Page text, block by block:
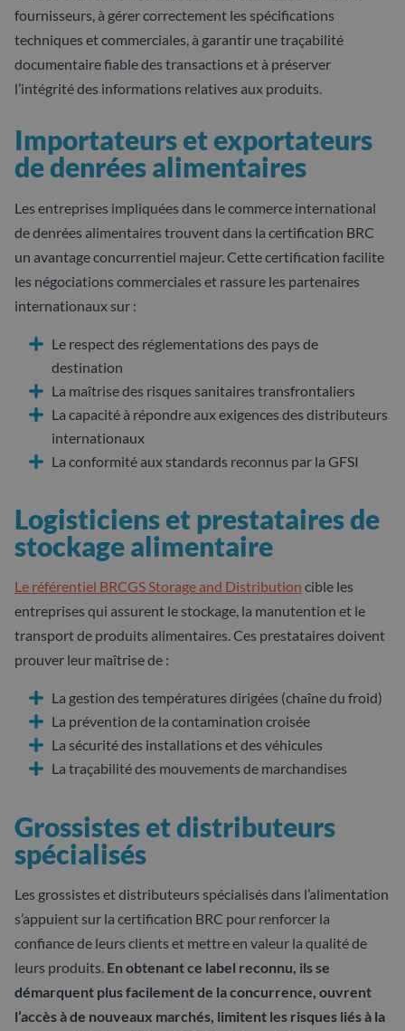
fournisseurs, à gérer correctement les spécifications
techniques et commerciales, à garantir une traçabilité
documentaire fiable des transactions et à préserver
l’intégrité des informations relatives aux produits.
Importateurs et exportateurs
de denrées alimentaires
Les entreprises impliquées dans le commerce international
de denrées alimentaires trouvent dans la certification BRC
un avantage concurrentiel majeur. Cette certification facilite
les négociations commerciales et rassure les partenaires
internationaux sur :
Le respect des réglementations des pays de
destination
La maîtrise des risques sanitaires transfrontaliers
La capacité à répondre aux exigences des distributeurs
internationaux
La conformité aux standards reconnus par la GFSI
Logisticiens et prestataires de
stockage alimentaire
Le référentiel BRCGS Storage and Distribution cible les
entreprises qui assurent le stockage, la manutention et le
transport de produits alimentaires. Ces prestataires doivent
prouver leur maîtrise de :
La gestion des températures dirigées (chaîne du froid)
La prévention de la contamination croisée
La sécurité des installations et des véhicules
La traçabilité des mouvements de marchandises
Grossistes et distributeurs
spécialisés
Les grossistes et distributeurs spécialisés dans l’alimentation
s’appuient sur la certification BRC pour renforcer la
confiance de leurs clients et mettre en valeur la qualité de
leurs produits. En obtenant ce label reconnu, ils se
démarquent plus facilement de la concurrence, ouvrent
l’accès à de nouveaux marchés, limitent les risques liés à la